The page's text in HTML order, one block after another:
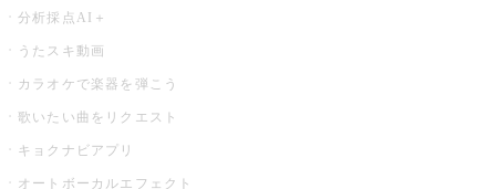
分析採点AI＋
うたスキ動画
カラオケで楽器を弾こう
歌いたい曲をリクエスト
キョクナビアプリ
オートボーカルエフェクト